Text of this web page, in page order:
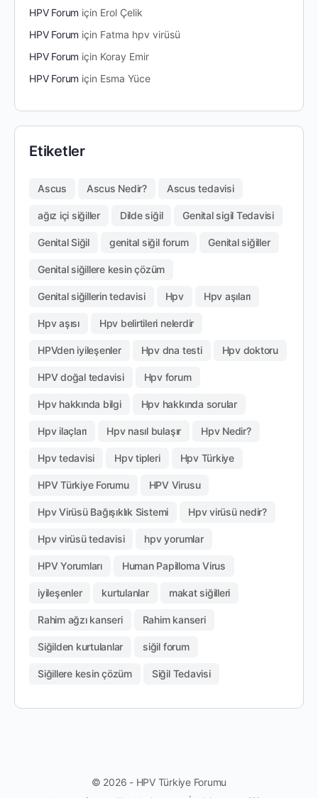
HPV Forum için Erol Çelik
HPV Forum için Fatma hpv virüsü
HPV Forum için Koray Emir
HPV Forum için Esma Yüce
Etiketler
Ascus Ascus Nedir? Ascus tedavisi
ağız içi siğiller Dilde siğil Genital sigil Tedavisi
Genital Siğil genital siğil forum Genital siğiller
Genital siğillere kesin çözüm
Genital siğillerin tedavisi Hpv Hpv aşıları
Hpv aşısı Hpv belirtileri nelerdir
HPVden iyileşenler Hpv dna testi Hpv doktoru
HPV doğal tedavisi Hpv forum
Hpv hakkında bilgi Hpv hakkında sorular
Hpv ilaçları Hpv nasıl bulaşır Hpv Nedir?
Hpv tedavisi Hpv tipleri Hpv Türkiye
HPV Türkiye Forumu HPV Virusu
Hpv Virüsü Bağışıklık Sistemi Hpv virüsü nedir?
Hpv virüsü tedavisi hpv yorumlar
HPV Yorumları Human Papilloma Virus
iyileşenler kurtulanlar makat siğilleri
Rahim ağzı kanseri Rahim kanseri
Siğilden kurtulanlar siğil forum
Siğillere kesin çözüm Siğil Tedavisi
© 2026 - HPV Türkiye Forumu